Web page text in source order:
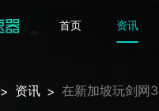
首页 资讯
> 资讯 > 在新加坡玩剑网